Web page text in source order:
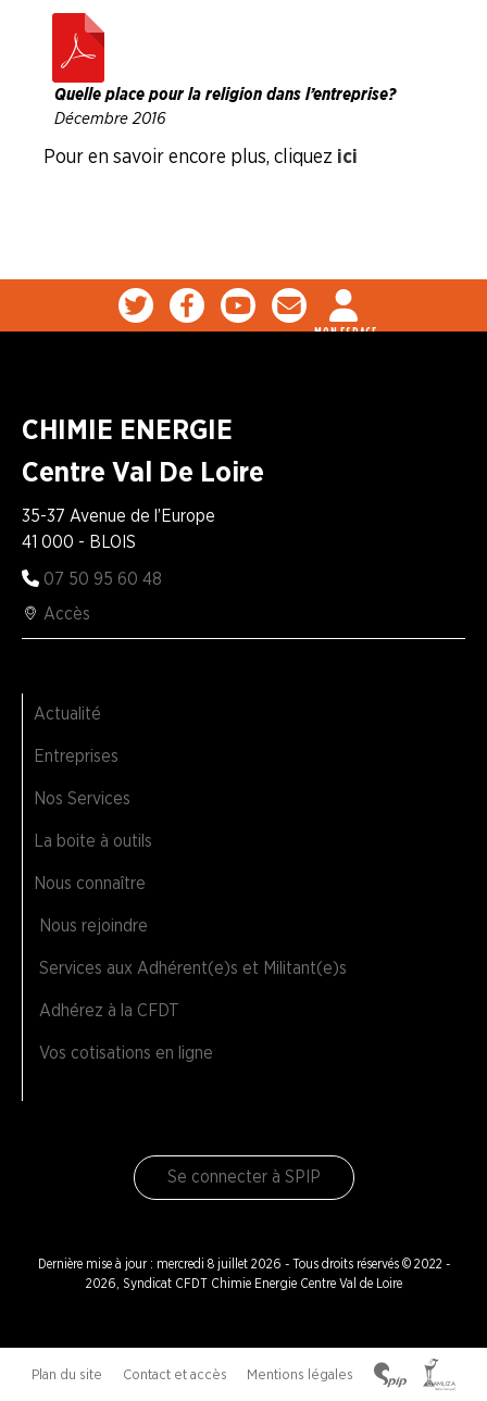
CONNAÎTRE
BOITE
OUTILS
Quelle place pour la religion dans l’entreprise ?
Décembre 2016
Pour en savoir encore plus, cliquez ici
MON ESPACE
CHIMIE ENERGIE
Centre Val De Loire
35-37 Avenue de l’Europe
41 000 - BLOIS
07 50 95 60 48
Accès
Actualité
Entreprises
Nos Services
La boite à outils
Nous connaître
Nous rejoindre
Services aux Adhérent(e)s et Militant(e)s
Adhérez à la CFDT
Vos cotisations en ligne
Se connecter à SPIP
Dernière mise à jour : mercredi 8 juillet 2026 - Tous droits réservés © 2022 -
2026, Syndicat CFDT Chimie Energie Centre Val de Loire
Plan du site Contact et accès Mentions légales